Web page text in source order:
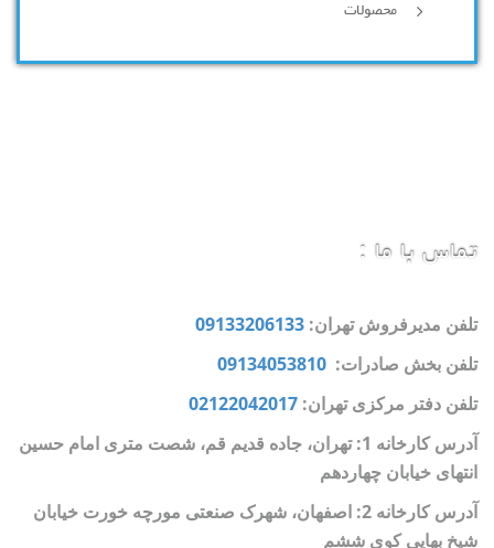
محصولات
تماس با ما :
تلفن مدیرفروش تهران: 09133206133
تلفن بخش صادرات: 09134053810
تلفن دفتر مرکزی تهران: 02122042017
آدرس کارخانه 1: تهران، جاده قدیم قم، شصت متری امام حسین
انتهای خیابان چهاردهم
آدرس کارخانه 2: اصفهان، شهرک صنعتی مورچه خورت خیابان
شیخ بهایی کوی ششم